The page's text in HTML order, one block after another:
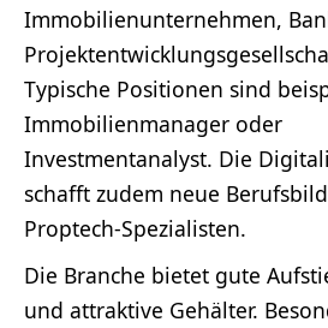
Immobilienunternehmen,
Typische Positionen sind
Immobilienmanager oder
Investmentanalyst. Die
schafft zudem neue
Proptech-Spezialisten.
Die Branche bietet gute
und attraktive Gehälter.